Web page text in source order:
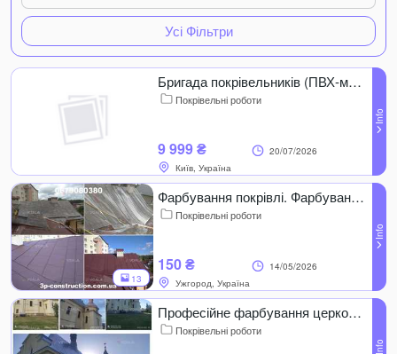
Усі Фільтри
Бригада покрівельників (ПВХ-мембрана)
Покрівельні роботи
9 999 ₴
20/07/2026
Київ, Україна
13
Фарбування покрівлі. Фарбування/миття дахів. Tikkurila. Sigma. Farbex
Покрівельні роботи
150 ₴
14/05/2026
Ужгород, Україна
Професійне фарбування церков. Фарбування куполів. Миття даху.
Покрівельні роботи